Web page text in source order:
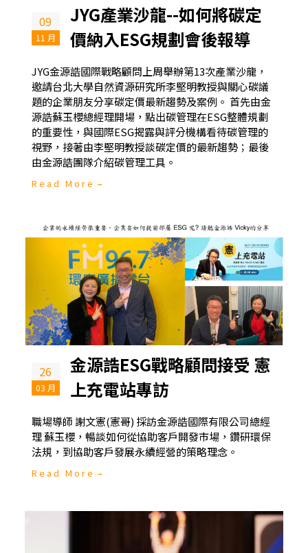
09
11 月
JYG產業沙龍--如何將碳定
價納入ESG規劃會後報導
JYG金源誥國際戰略顧問上周舉辦第13次產業沙龍，
邀請台北大學自然資源研究所李堅明教授與關心碳議
題的企業朋友分享碳定價最新趨勢及案例。 首先由金
源誥蘇玉櫻總經理開場，點出碳管理在ESG整體規劃
的重要性，與國際ESG揭露與評分機構看待碳管理的
視野，接著由李堅明教授談碳定價的最新趨勢；最後
由金源誥團隊介紹碳管理工具。
Read More
26
03 月
金源誥ESG戰略顧問接受 憲
上充電站專訪
職場導師 謝文憲(憲哥) 採訪金源誥國際有限公司總經
理 蘇玉櫻，暢談如何從協助客戶開發市場，鑽研環保
法規，到協助客戶發展永續經營的策略理念。
Read More